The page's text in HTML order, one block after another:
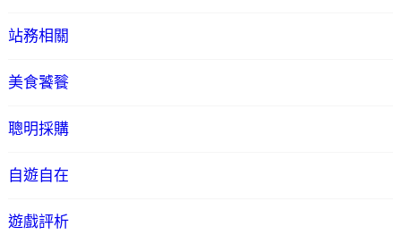
站務相關
美食饕餮
聰明採購
自遊自在
遊戲評析